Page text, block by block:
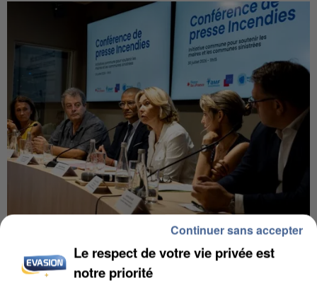
DE SOLIDARITÉ AVEC LES...
Le respect de votre vie privée est
notre priorité
Continuer sans accepter